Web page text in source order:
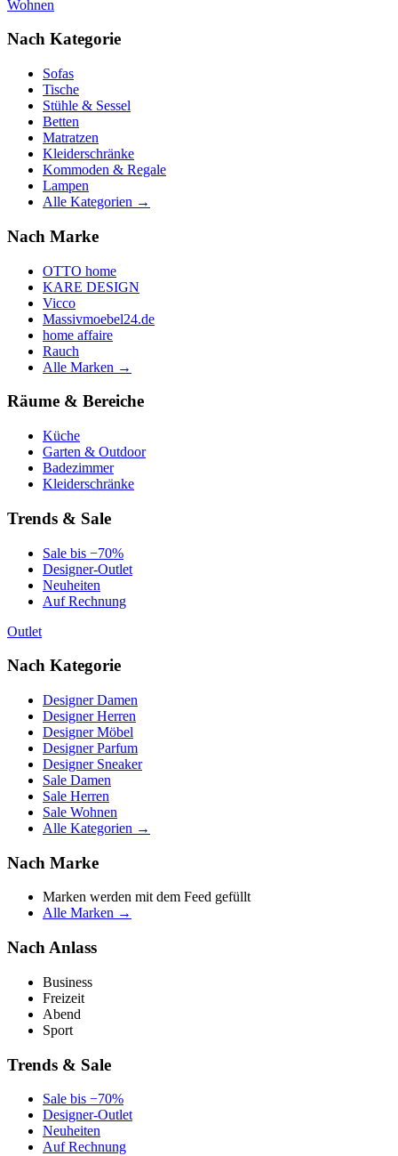
Wohnen
Nach Kategorie
Sofas
Tische
Stühle & Sessel
Betten
Matratzen
Kleiderschränke
Kommoden & Regale
Lampen
Alle Kategorien →
Nach Marke
OTTO home
KARE DESIGN
Vicco
Massivmoebel24.de
home affaire
Rauch
Alle Marken →
Räume & Bereiche
Küche
Garten & Outdoor
Badezimmer
Kleiderschränke
Trends & Sale
Sale bis −70%
Designer-Outlet
Neuheiten
Auf Rechnung
Outlet
Nach Kategorie
Designer Damen
Designer Herren
Designer Möbel
Designer Parfum
Designer Sneaker
Sale Damen
Sale Herren
Sale Wohnen
Alle Kategorien →
Nach Marke
Marken werden mit dem Feed gefüllt
Alle Marken →
Nach Anlass
Business
Freizeit
Abend
Sport
Trends & Sale
Sale bis −70%
Designer-Outlet
Neuheiten
Auf Rechnung